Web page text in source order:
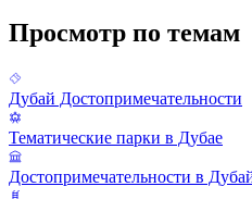
Просмотр по темам
Дубай Достопримечательности
Тематические парки в Дубае
Достопримечательности в